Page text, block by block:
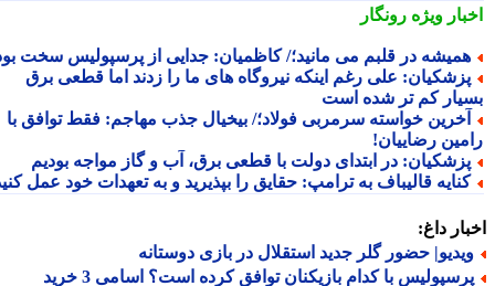
ویژهرونگار
در قلبم می مانید؛/ کاظمیان: جدایی از پرسپولیس سخت بود
علی رغم اینکه نیروگاه های ما را زدند اما قطعی برق
کم تر شده است
خواسته سرمربی فولاد؛/ بیخیال جذب مهاجم: فقط توافق با
رضاییان!
در ابتدای دولت با قطعی برق، آب و گاز مواجه بودیم
قالیباف به ترامپ: حقایق را بپذیرید و به تعهدات خود عمل کنید
داغ:
حضور گلر جدید استقلال در بازی دوستانه
پرسپولیس با کدام بازیکنان توافق کرده است؟ اسامی 3 خرید